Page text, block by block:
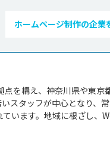
ホームページ制作の企業
を構え、神奈川県や東
スタッフが中心となり、
います。地域に根ざし